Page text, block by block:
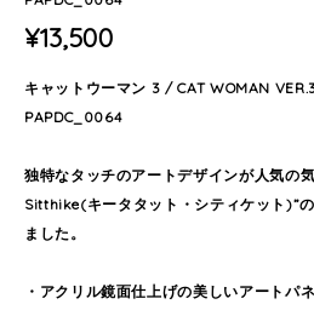
¥13,500
キャットウーマン 3 / CAT WOMAN
PAPDC_0064
独特なタッチのアートデザインが人気の
Sitthike(キータタット・シティケット)”
ました。
・アクリル鏡面仕上げの美しいアートパ